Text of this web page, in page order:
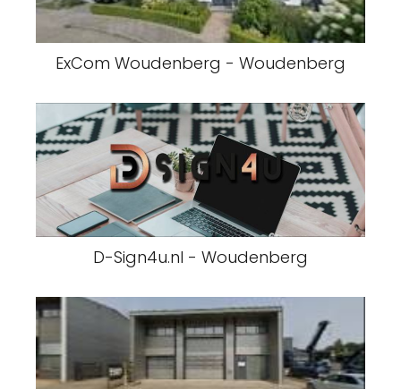
ExCom Woudenberg - Woudenberg
D-Sign4u.nl - Woudenberg